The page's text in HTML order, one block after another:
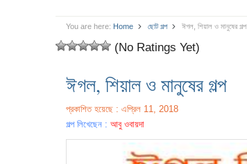
You are here: Home ছোট গল্প ঈগল, শিয়াল ও মানুষের গল্প
(No Ratings Yet)
ঈগল, শিয়াল ও মানুষের গল্প
প্রকাশিত হয়েছে : এপ্রিল 11, 2018
গল্প লিখেছেন : আবু ওবায়দা